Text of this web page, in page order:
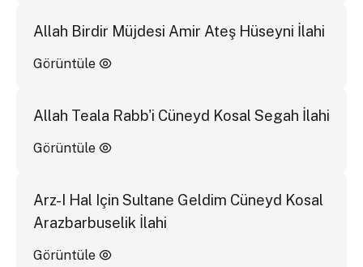
Allah Birdir Müjdesi Amir Ateş Hüseyni İlahi
Görüntüle
Allah Teala Rabb'i Cüneyd Kosal Segah İlahi
Görüntüle
Arz-I Hal Için Sultane Geldim Cüneyd Kosal
Arazbarbuselik İlahi
Görüntüle